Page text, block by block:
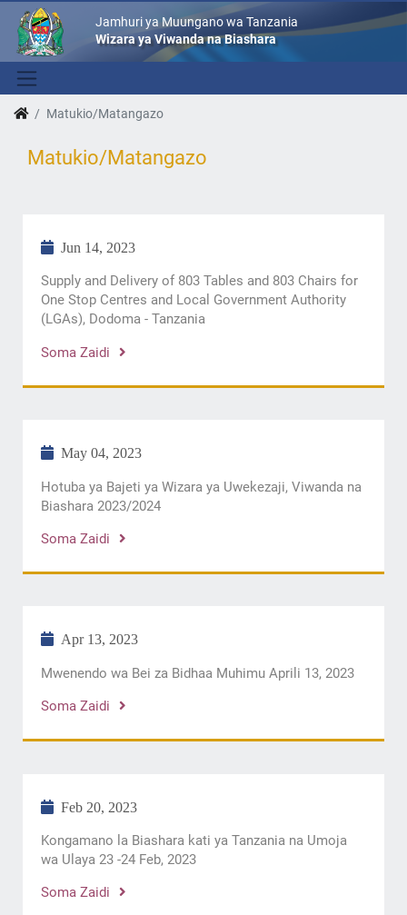
Jamhuri ya Muungano wa Tanzania
Wizara ya Viwanda na Biashara
Matukio/Matangazo
Matukio/Matangazo
Jun 14, 2023
Supply and Delivery of 803 Tables and 803 Chairs for
One Stop Centres and Local Government Authority
(LGAs), Dodoma - Tanzania
Soma Zaidi
May 04, 2023
Hotuba ya Bajeti ya Wizara ya Uwekezaji, Viwanda na
Biashara 2023/2024
Soma Zaidi
Apr 13, 2023
Mwenendo wa Bei za Bidhaa Muhimu Aprili 13, 2023
Soma Zaidi
Feb 20, 2023
Kongamano la Biashara kati ya Tanzania na Umoja
wa Ulaya 23 -24 Feb, 2023
Soma Zaidi